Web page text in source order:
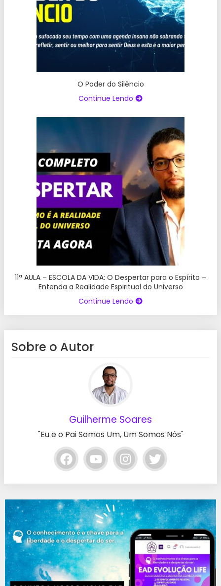
O Poder do Silêncio
Continue Lendo
11ª AULA – ESCOLA DA VIDA: O Despertar para o Espírito –
Entenda a Realidade Espiritual do Universo
Continue Lendo
Sobre o Autor
Guilherme Soares
"Eu e o Pai Somos Um, Um Somos Nós"